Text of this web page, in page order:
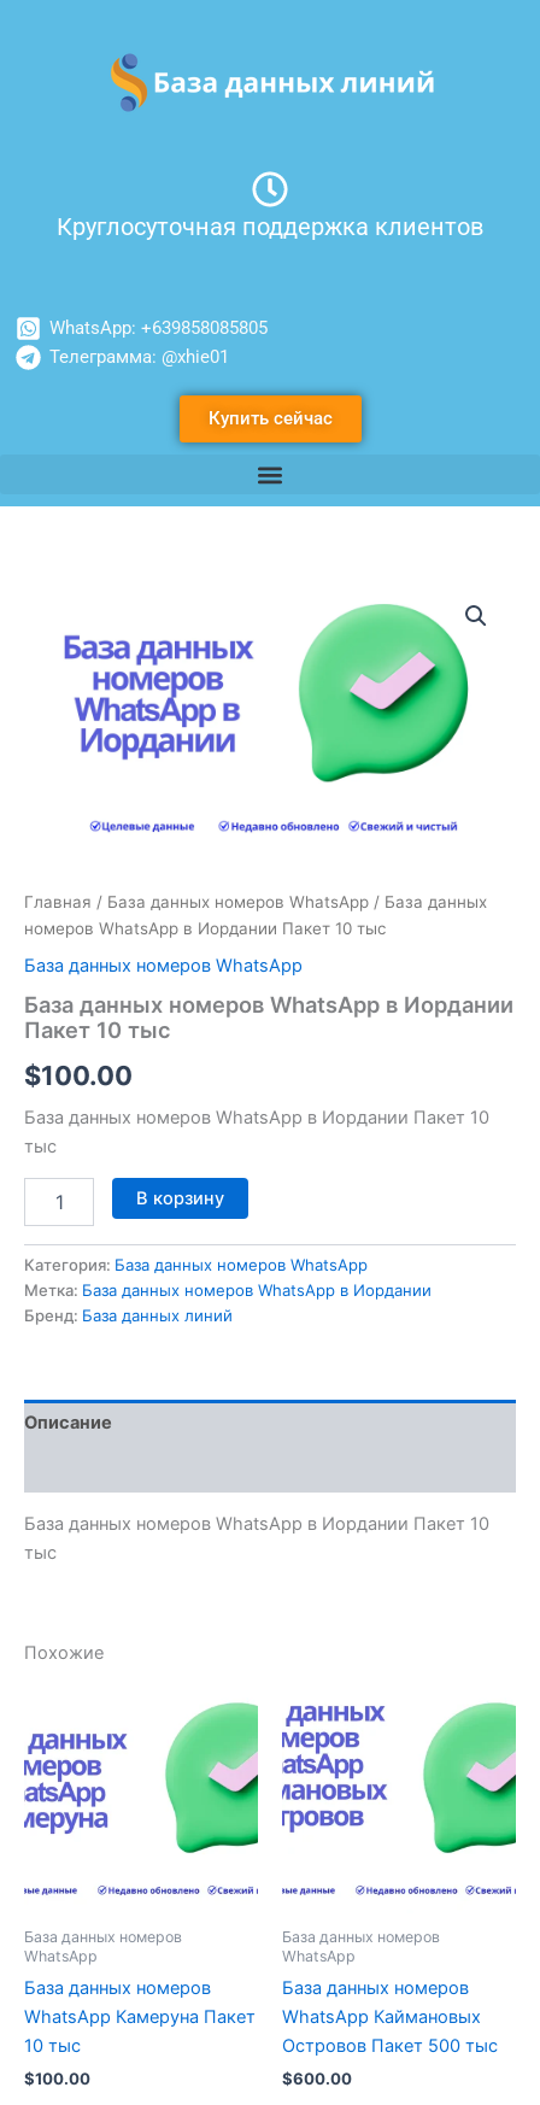
содержимому
Круглосуточная поддержка клиентов
WhatsApp: +639858085805
Телеграмма: @xhie01
Купить сейчас
Главная / База данных номеров WhatsApp / База данных
номеров WhatsApp в Иордании Пакет 10 тыс
База данных номеров WhatsApp
База данных номеров WhatsApp в Иордании
Пакет 10 тыс
$100.00
База данных номеров WhatsApp в Иордании Пакет 10
тыс
данных
WhatsApp
Иордании
В корзину
Категория: База данных номеров WhatsApp
Метка: База данных номеров WhatsApp в Иордании
Бренд: База данных линий
Описание
База данных номеров WhatsApp в Иордании Пакет 10
тыс
Похожие
База данных номеров
WhatsApp
База данных номеров
WhatsApp Камеруна Пакет
10 тыс
$100.00
База данных номеров
WhatsApp
База данных номеров
WhatsApp Каймановых
Островов Пакет 500 тыс
$600.00